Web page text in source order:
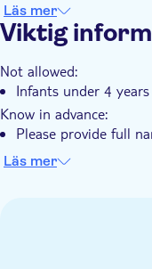
Läs mer
Viktig
Not allowed:
Infants under 4
Know in advance:
Please provide full
You can choose a
Läs mer